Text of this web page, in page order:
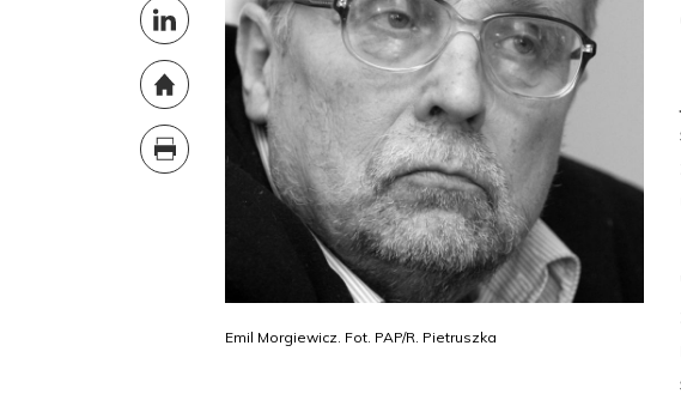
Emil Morgiewicz. Fot. PAP/R. Pietruszka